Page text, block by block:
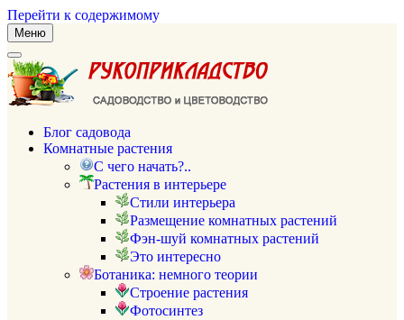
Перейти к содержимому
Меню
Блог садовода
Комнатные растения
С чего начать?..
Растения в интерьере
Стили интерьера
Размещение комнатных растений
Фэн-шуй комнатных растений
Это интересно
Ботаника: немного теории
Строение растения
Фотосинтез